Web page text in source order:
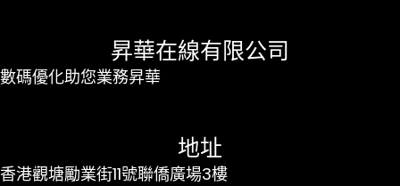
昇華在線有限公司
數碼優化助您業務昇華
地址
香港觀塘勵業街11號聯僑廣場3樓